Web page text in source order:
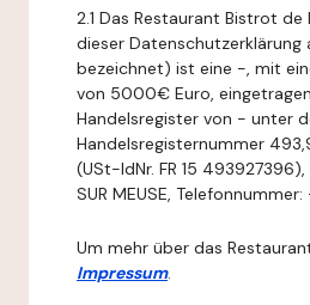
2.1 Das Restaurant Bistrot de
dieser
bezeichnet) ist eine -, mit
von 5000€ Euro,
Handelsregister von - unter
Handelsregisternummer
(USt-IdNr. FR 15
SUR MEUSE,
Um mehr über das
Impressum.